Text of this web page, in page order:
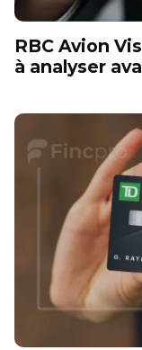
RBC Avion
à analyser